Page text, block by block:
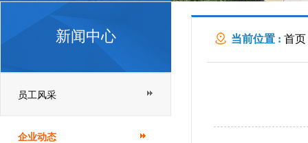
新闻中心
员工风采
企业动态
当前位置 : 首页